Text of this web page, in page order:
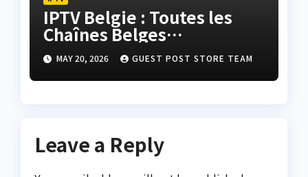
IPTV Belgie : Toutes les
Chaînes Belges
Disponibles
MAY 20, 2026 GUEST POST STORE TEAM
Leave a Reply